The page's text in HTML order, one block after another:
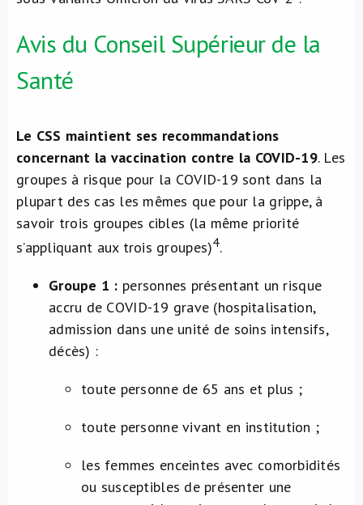
Avis du Conseil Supérieur de la
Santé
Le CSS maintient ses recommandations
concernant la vaccination contre la COVID-19. Les
groupes à risque pour la COVID-19 sont dans la
plupart des cas les mêmes que pour la grippe, à
savoir trois groupes cibles (la même priorité
s’appliquant aux trois groupes)4.
Groupe 1 : personnes présentant un risque
accru de COVID-19 grave (hospitalisation,
admission dans une unité de soins intensifs,
décès) :
toute personne de 65 ans et plus ;
toute personne vivant en institution ;
les femmes enceintes avec comorbidités
ou susceptibles de présenter une